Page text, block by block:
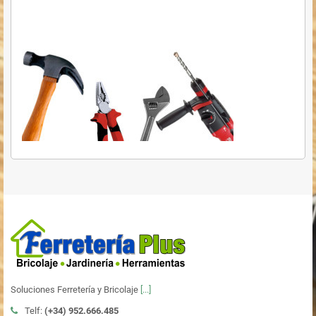
Soluciones Ferretería y Bricolaje [...]
Telf: (+34) 952.666.485